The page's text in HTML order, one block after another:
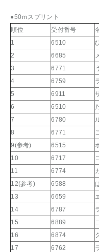
●50ｍスプリント
順位
受付番号
1
6510
2
6685
3
6771
4
6759
5
6911
6
6510
7
6780
8
6771
9(参考)
6515
10
6717
11
6774
12(参考)
6588
13
6659
14
6787
15
6889
16
6874
17
6762